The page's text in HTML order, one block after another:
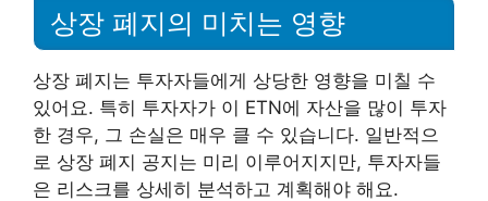
상장 폐지의 미치는 영향
상장 폐지는 투자자들에게 상당한 영향을 미칠 수
있어요. 특히 투자자가 이 ETN에 자산을 많이 투자
한 경우, 그 손실은 매우 클 수 있습니다. 일반적으
로 상장 폐지 공지는 미리 이루어지지만, 투자자들
은 리스크를 상세히 분석하고 계획해야 해요.